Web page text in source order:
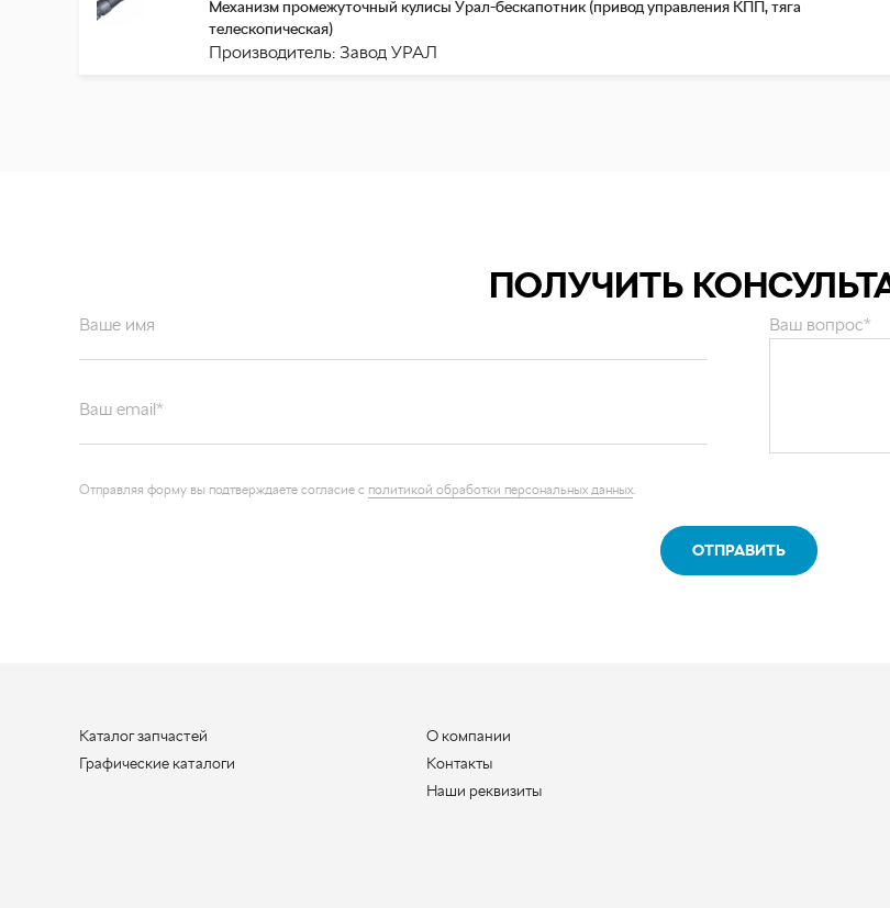
Механизм промежуточный кулисы Урал-бескапотник (привод управления КПП, тяга
телескопическая)
Производитель: Завод УРАЛ
ПОЛУЧИТЬ
Ваше имя Ваш вопрос*
Отправляя форму вы подтверждаете согласие с